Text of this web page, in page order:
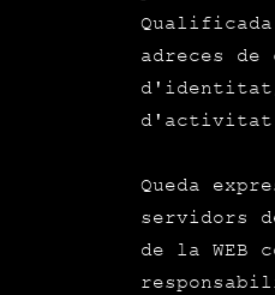
adreces
d'activitat
Queda
servidors
de la WEB